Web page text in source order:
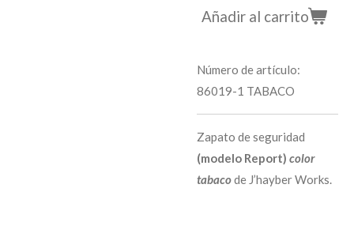
Añadir al carrito
Número de artículo:
86019-1 TABACO
Zapato de seguridad
(modelo Report) color
tabacode J’hayber Works.